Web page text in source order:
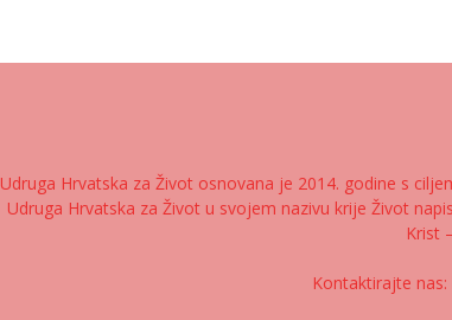
Udruga Hrvatska za Život osnovana je 2014. godine s
Udruga Hrvatska za Život u svojem nazivu krije Život
Krist
Kontaktirajte nas: